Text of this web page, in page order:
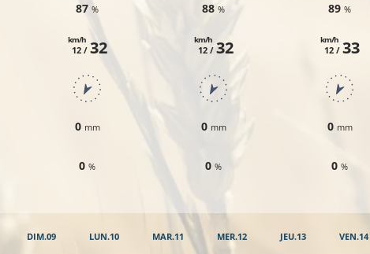
87%
12 /
km/h 32
0 mm
0%
88%
12 /
km/h 32
0 mm
0%
89%
12 /
km/h 33
0 mm
0%
DIM.09 LUN.10 MAR.11 MER.12 JEU.13 VEN.14